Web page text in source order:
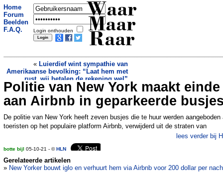
Home
Forum
Beelden
F.A.Q.
Login onthouden
Waar
Maar
Raar
« Luierdief wint sympathie van
Amerikaanse bevolking: “Laat hem met
rust, wij betalen de rekening wel”
Douchende vrouw achtervolgt inbrekers
in badhanddoek»
Politie van New York maakt einde
aan Airbnb in geparkeerde
De politie van New York heeft zeven busjes die te huur werden aangeboden
toeristen op het populaire platform Airbnb, verwijderd uit de straten van
lees verder bij
botte bijl 05-10-21 - ©HLN
Gerelateerde artikelen
» New Yorker bouwt iglo en verhuurt hem via Airbnb voor 200 dollar per